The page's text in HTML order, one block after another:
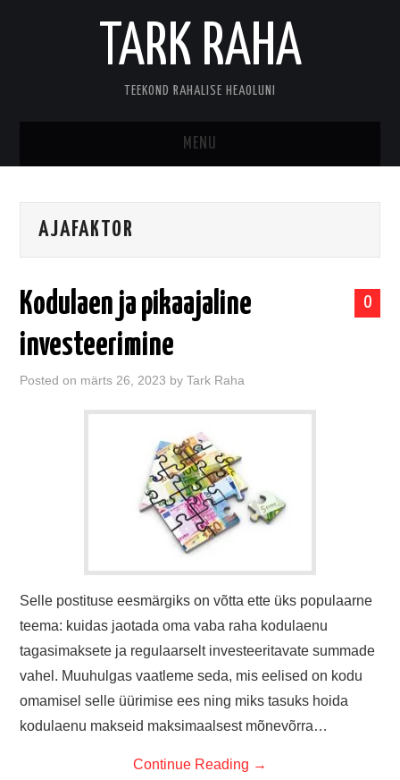
TARK RAHA
TEEKOND RAHALISE HEAOLUNI
MENU
KONTAKT
AJAFAKTOR
0
Kodulaen ja pikaajaline
investeerimine
Posted on märts 26, 2023 byTark Raha
Selle postituse eesmärgiks on võtta ette üks populaarne
teema: kuidas jaotada oma vaba raha kodulaenu
tagasimaksete ja regulaarselt investeeritavate summade
vahel. Muuhulgas vaatleme seda, mis eelised on kodu
omamisel selle üürimise ees ning miks tasuks hoida
kodulaenu makseid maksimaalsest mõnevõrra…
Continue Reading →